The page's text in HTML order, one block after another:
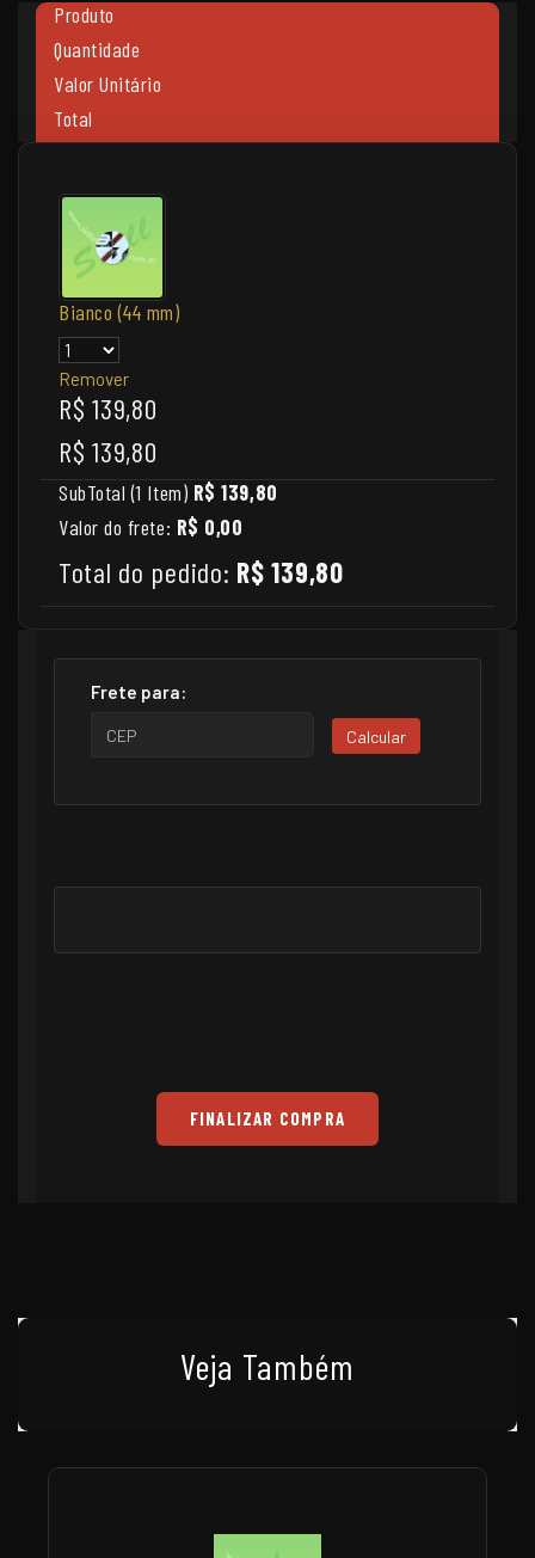
Produto
Quantidade
Valor Unitário
Total
Bianco (44 mm)
Remover
R$ 139,80
R$ 139,80
SubTotal (1 Item) R$ 139,80
Valor do frete: R$ 0,00
Total do pedido: R$ 139,80
Frete para:
Calcular
FINALIZAR COMPRA
Veja Também